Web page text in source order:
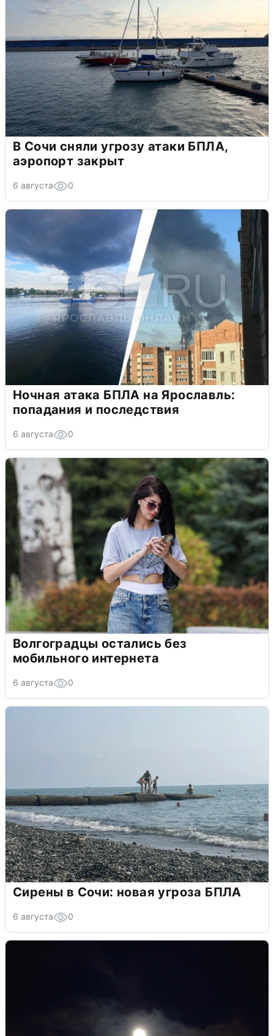
В Сочи сняли угрозу атаки БПЛА,
аэропорт закрыт
6 августа 0
Ночная атака БПЛА на Ярославль:
попадания и последствия
6 августа 0
Волгоградцы остались без
мобильного интернета
6 августа 0
Сирены в Сочи: новая угроза БПЛА
6 августа 0